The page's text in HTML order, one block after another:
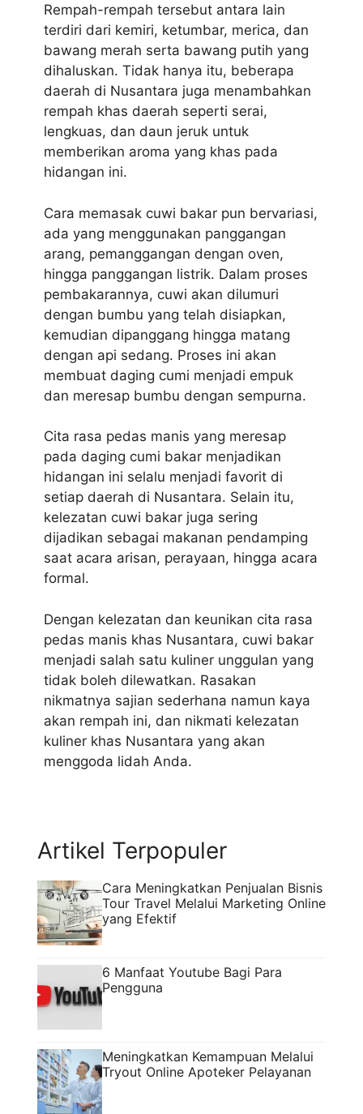
Rempah-rempah tersebut antara lain
terdiri dari kemiri, ketumbar, merica, dan
bawang merah serta bawang putih yang
dihaluskan. Tidak hanya itu, beberapa
daerah di Nusantara juga menambahkan
rempah khas daerah seperti serai,
lengkuas, dan daun jeruk untuk
memberikan aroma yang khas pada
hidangan ini.
Cara memasak cuwi bakar pun bervariasi,
ada yang menggunakan panggangan
arang, pemanggangan dengan oven,
hingga panggangan listrik. Dalam proses
pembakarannya, cuwi akan dilumuri
dengan bumbu yang telah disiapkan,
kemudian dipanggang hingga matang
dengan api sedang. Proses ini akan
membuat daging cumi menjadi empuk
dan meresap bumbu dengan sempurna.
Cita rasa pedas manis yang meresap
pada daging cumi bakar menjadikan
hidangan ini selalu menjadi favorit di
setiap daerah di Nusantara. Selain itu,
kelezatan cuwi bakar juga sering
dijadikan sebagai makanan pendamping
saat acara arisan, perayaan, hingga acara
formal.
Dengan kelezatan dan keunikan cita rasa
pedas manis khas Nusantara, cuwi bakar
menjadi salah satu kuliner unggulan yang
tidak boleh dilewatkan. Rasakan
nikmatnya sajian sederhana namun kaya
akan rempah ini, dan nikmati kelezatan
kuliner khas Nusantara yang akan
menggoda lidah Anda.
Artikel Terpopuler
Cara Meningkatkan Penjualan Bisnis
Tour Travel Melalui Marketing Online
yang Efektif
6 Manfaat Youtube Bagi Para
Pengguna
Meningkatkan Kemampuan Melalui
Tryout Online Apoteker Pelayanan